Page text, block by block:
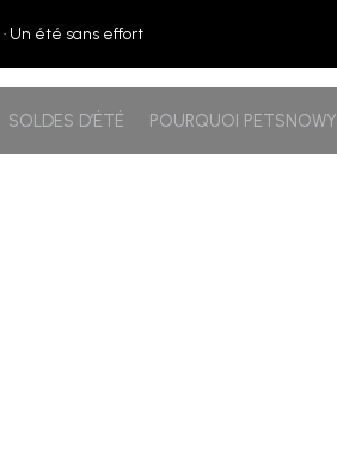
· Un été sans effort
SOLDES D’ÉTÉ POURQUOI PETSNOWY